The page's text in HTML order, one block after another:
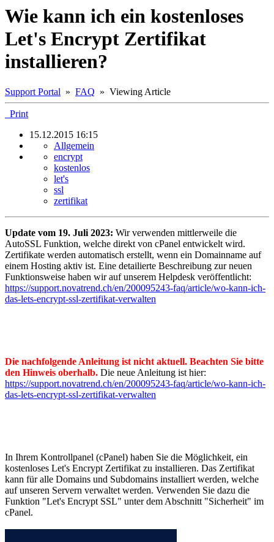
Wie kann ich ein kostenloses
Let's Encrypt Zertifikat
installieren?
Support Portal » FAQ » Viewing Article
Print
15.12.2015 16:15
Allgemein
encrypt
kostenlos
let's
ssl
zertifikat
Update vom 19. Juli 2023: Wir verwenden mittlerweile die
AutoSSL Funktion, welche direkt von cPanel entwickelt wird.
Zertifikate werden automatisch erstellt, wenn ein Domainname auf
einem Hosting aktiv ist. Eine detailierte Beschreibung zur neuen
Funktionsweise haben wir auf unserem Helpdesk veröffentlicht:
https://support.novatrend.ch/en/200095243-faq/article/wo-kann-ich-
das-lets-encrypt-ssl-zertifikat-verwalten
Die nachfolgende Anleitung ist nicht aktuell. Beachten Sie bitte
den Hinweis oberhalb. Die neue Anleitung ist hier:
https://support.novatrend.ch/en/200095243-faq/article/wo-kann-ich-
das-lets-encrypt-ssl-zertifikat-verwalten
In Ihrem Kontrollpanel (cPanel) haben Sie die Möglichkeit, ein
kostenloses Let's Encrypt Zertifikat zu installieren. Das Zertifikat
kann für alle Domains und Subdomains installiert werden, welche
auf unseren Servern verwaltet werden. Verwenden Sie dazu die
Funktion "Let's Encrypt SSL" unter dem Abschnitt "Sicherheit" im
cPanel.